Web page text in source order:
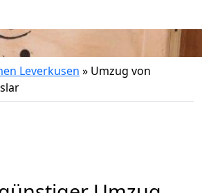
Leverkusen » Umzug von